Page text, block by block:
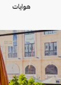
هوايات